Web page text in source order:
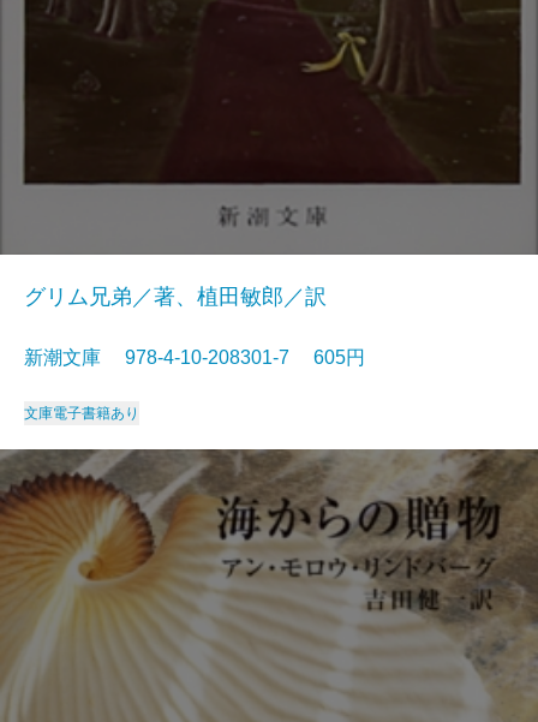
グリム兄弟／著、植田敏郎／訳
新潮文庫 978-4-10-208301-7 605円
文庫電子書籍あり